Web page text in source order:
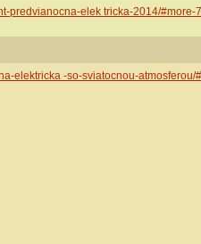
predvianocna-elek tricka-2014/#more-
elektricka -so-sviatocnou-atmosferou/